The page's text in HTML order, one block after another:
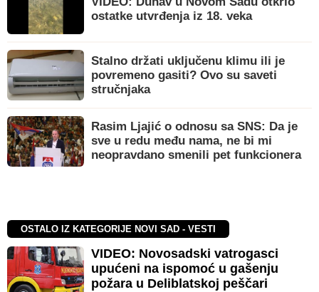
ostatke utvrđenja iz 18. veka
Stalno držati uključenu klimu ili je
povremeno gasiti? Ovo su saveti
stručnjaka
Rasim Ljajić o odnosu sa SNS: Da je
sve u redu među nama, ne bi mi
neopravdano smenili pet funkcionera
OSTALO IZ KATEGORIJE NOVI SAD - VESTI
VIDEO: Novosadski vatrogasci
upućeni na ispomoć u gašenju
požara u Deliblatskoj peščari